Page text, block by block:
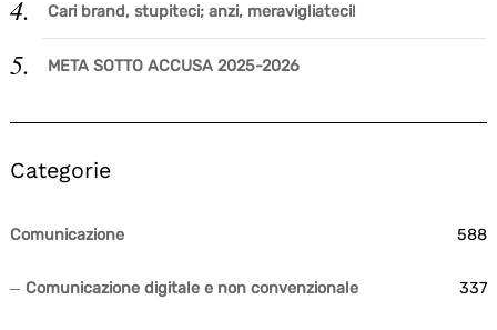
Cari brand, stupiteci; anzi, meravigliateci!
META SOTTO ACCUSA 2025-2026
Categorie
Comunicazione 588
Comunicazione digitale e non convenzionale 337